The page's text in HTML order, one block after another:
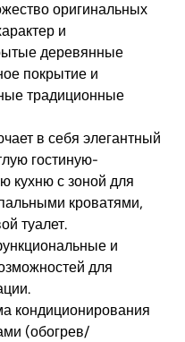
оригинальных
и
деревянные
покрытие и
традиционные
в себя элегантный
гостиную-
кухню с зоной для
кроватями,
туалет.
и
для
кондиционирования
(обогрев/